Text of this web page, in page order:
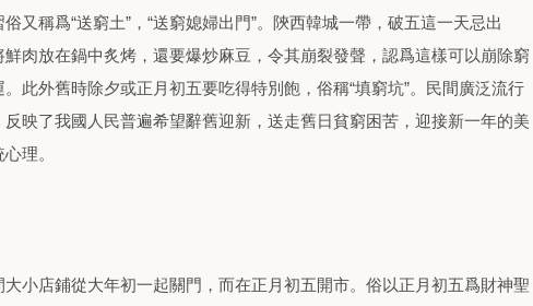
又稱爲“送窮土”，“送窮媳婦出門”。陝西韓城一帶，破五這一天忌出
鮮肉放在鍋中炙烤，還要爆炒麻豆，令其崩裂發聲，認爲這樣可以崩除窮
此外舊時除夕或正月初五要吃得特別飽，俗稱“填窮坑”。民間廣泛流行
反映了我國人民普遍希望辭舊迎新，送走舊日貧窮困苦，迎接新一年的美
心理。
大小店鋪從大年初一起關門，而在正月初五開市。俗以正月初五爲財神聖